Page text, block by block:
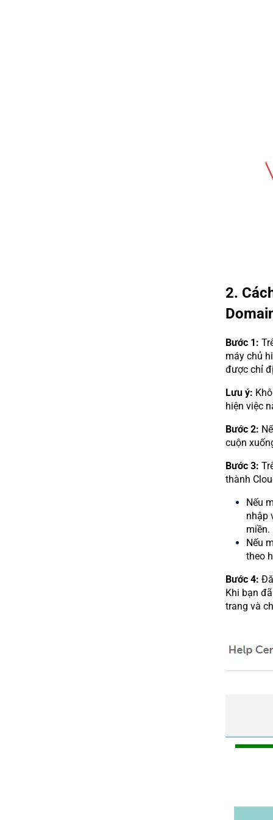
2.
Bước 1:
máy chủ
được chỉ
Lưu ý:
hiện việc
Bước 2:
cuộn
Bước 3:
thành
Nếu
nhập
miền.
Nếu
theo
Bước 4:
Khi bạn
trang và